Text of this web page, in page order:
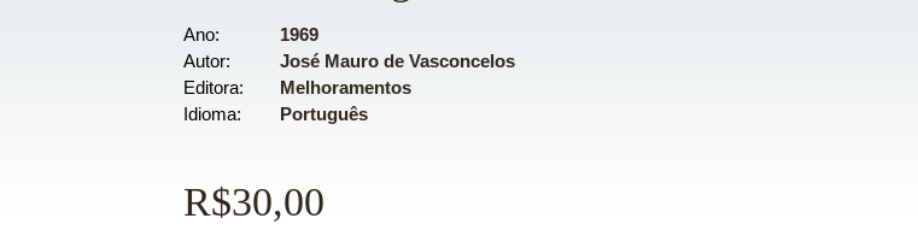
Ano
1969
Autor
José Mauro de Vasconcelos
Editora
Melhoramentos
Idioma
Português
R$30,00